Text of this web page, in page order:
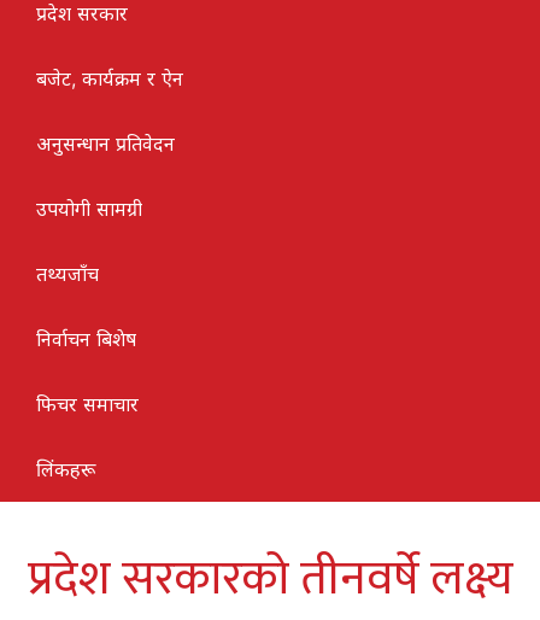
प्रदेश सरकार
बजेट, कार्यक्रम र ऐन
अनुसन्धान प्रतिवेदन
उपयोगी सामग्री
तथ्यजाँच
निर्वाचन बिशेष
फिचर समाचार
लिंकहरू
प्रदेश सरकारको तीनवर्षे लक्ष्य